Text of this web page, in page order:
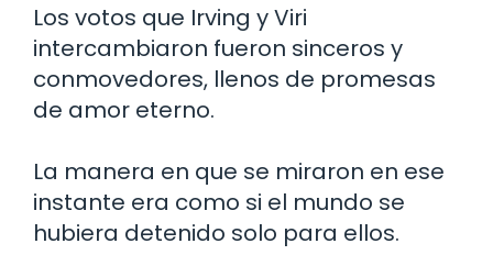
Los votos que Irving y Viri
intercambiaron fueron sinceros y
conmovedores, llenos de promesas
de amor eterno.
La manera en que se miraron en ese
instante era como si el mundo se
hubiera detenido solo para ellos.